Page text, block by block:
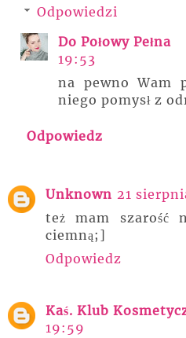
Odpowiedzi
Do Połowy Pełna
19:53
na pewno Wam
niego pomysł z
Odpowiedz
Unknown 21
też mam szarość
ciemną;]
Odpowiedz
Kaś. Klub
19:59